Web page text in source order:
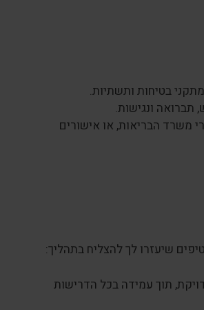
בטיחות ותשתיות.
תברואה ונגישות.
משרד הבריאות, או אישורים
שיעזרו לך להצליח בתהליך:
תוך עמידה בכל הדרישות